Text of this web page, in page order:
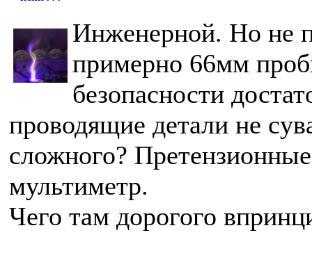
Инженерной. Но не
примерно 66мм
безопасности
проводящие детали не
сложного?
мультиметр.
Чего там дорогого